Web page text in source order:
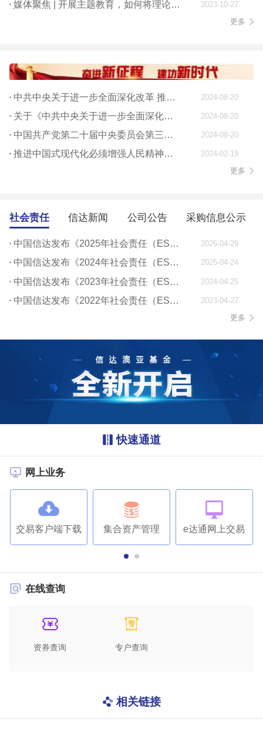
媒体聚焦 | 开展主题教育，如何将理论学习贯穿始终
2023-10-27
更多
中共中央关于进一步全面深化改革 推进中国式现代化的决定 2024-08-20
关于《中共中央关于进一步全面深化改革、 推进中国式现代化的决定》的说明 2024-08-20
中国共产党第二十届中央委员会第三次全体会议公报 2024-08-20
推进中国式现代化必须增强人民精神力量
2024-02-19
更多
社会责任 信达新闻 公司公告 采购信息公示
中国信达发布《2025年社会责任（ESG）报告》 2026-04-29
中国信达发布《2024年社会责任（ESG）报告》 2025-04-24
中国信达发布《2023年社会责任（ESG）报告》 2024-04-25
中国信达发布《2022年社会责任（ESG）报告》
2023-04-27
更多
快速通道
网上业务
交易客户端下载 集合资产管理 e达通网上交易
在线查询
资券查询 专户查询
相关链接